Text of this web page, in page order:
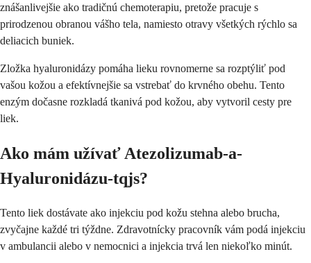
znášanlivejšie ako tradičnú chemoterapiu, pretože pracuje s
prirodzenou obranou vášho tela, namiesto otravy všetkých rýchlo sa
deliacich buniek.
Zložka hyaluronidázy pomáha lieku rovnomerne sa rozptýliť pod
vašou kožou a efektívnejšie sa vstrebať do krvného obehu. Tento
enzým dočasne rozkladá tkanivá pod kožou, aby vytvoril cesty pre
liek.
Ako mám užívať Atezolizumab-a-
Hyaluronidázu-tqjs?
Tento liek dostávate ako injekciu pod kožu stehna alebo brucha,
zvyčajne každé tri týždne. Zdravotnícky pracovník vám podá injekciu
v ambulancii alebo v nemocnici a injekcia trvá len niekoľko minút.